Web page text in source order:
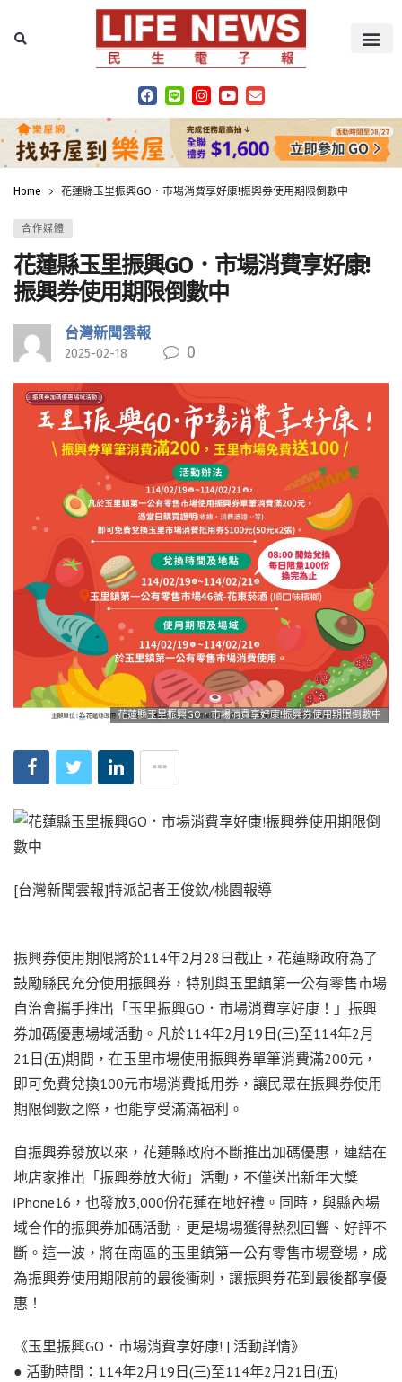
Home 花蓮縣玉里振興GO．市場消費享好康!振興券使用期限倒數中
合作媒體
花蓮縣玉里振興GO．市場消費享好康!
振興券使用期限倒數中
台灣新聞雲報
2025-02-18 0
花蓮縣玉里振興GO．市場消費享好康!振興券使用期限倒數中
[台灣新聞雲報]特派記者王俊欽/桃園報導
振興券使用期限將於114年2月28日截止，花蓮縣政府為了
鼓勵縣民充分使用振興券，特別與玉里鎮第一公有零售市場
自治會攜手推出「玉里振興GO．市場消費享好康！」振興
券加碼優惠場域活動。凡於114年2月19日(三)至114年2月
21日(五)期間，在玉里市場使用振興券單筆消費滿200元，
即可免費兌換100元市場消費抵用券，讓民眾在振興券使用
期限倒數之際，也能享受滿滿福利。
自振興券發放以來，花蓮縣政府不斷推出加碼優惠，連結在
地店家推出「振興券放大術」活動，不僅送出新年大獎
iPhone16，也發放3,000份花蓮在地好禮。同時，與縣內場
域合作的振興券加碼活動，更是場場獲得熱烈回響、好評不
斷。這一波，將在南區的玉里鎮第一公有零售市場登場，成
為振興券使用期限前的最後衝刺，讓振興券花到最後都享優
惠！
《玉里振興GO．市場消費享好康! | 活動詳情》
● 活動時間：114年2月19日(三)至114年2月21日(五)